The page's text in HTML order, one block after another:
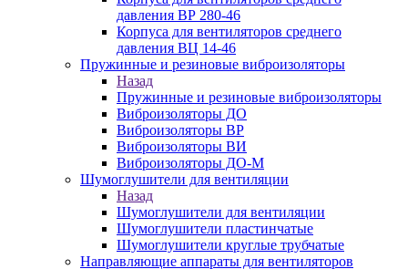
давления ВР 280-46
Корпуса для вентиляторов среднего
давления ВЦ 14-46
Пружинные и резиновые виброизоляторы
Назад
Пружинные и резиновые виброизоляторы
Виброизоляторы ДО
Виброизоляторы ВР
Виброизоляторы ВИ
Виброизоляторы ДО-М
Шумоглушители для вентиляции
Назад
Шумоглушители для вентиляции
Шумоглушители пластинчатые
Шумоглушители круглые трубчатые
Направляющие аппараты для вентиляторов